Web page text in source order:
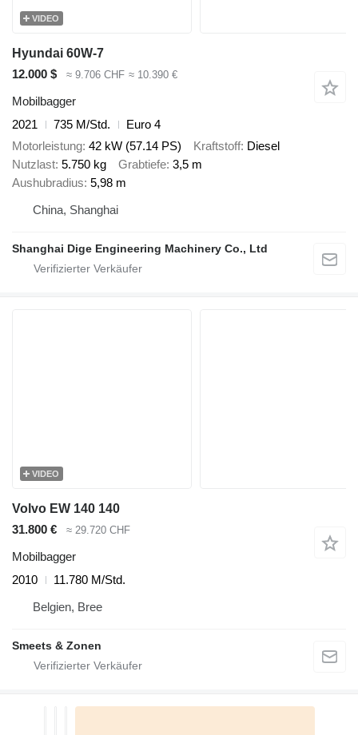
VIDEO
Hyundai 60W-7
12.000 $
≈ 9.706 CHF ≈ 10.390 €
Mobilbagger
2021
735 M/Std.
Euro 4
Motorleistung 42 kW (57.14 PS) Kraftstoff Diesel
Nutzlast 5.750 kg Grabtiefe 3,5 m
Aushubradius 5,98 m
China, Shanghai
Shanghai Dige Engineering Machinery Co., Ltd
VIDEO
Volvo EW 140 140
31.800 €
≈ 29.720 CHF
Mobilbagger
2010
11.780 M/Std.
Belgien, Bree
Smeets & Zonen